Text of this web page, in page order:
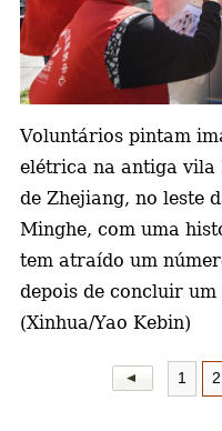
Voluntários pintam
elétrica na antiga vila
de Zhejiang, no leste
Minghe, com uma
tem atraído um
depois de concluir
(Xinhua/Yao Kebin)
1 2